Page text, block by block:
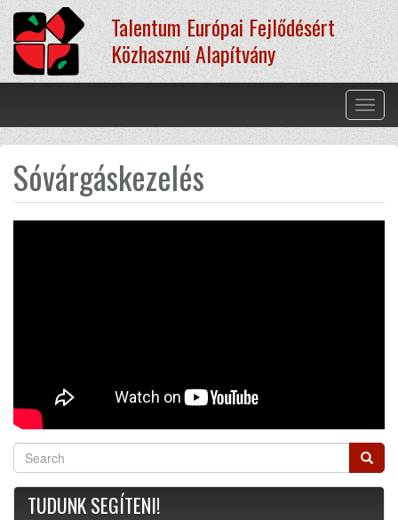
Ugrás
a
tartalomra
Talentum Európai Fejlődésért
Közhasznú Alapítvány
Sóvárgáskezelés
Search
TUDUNK SEGÍTENI!